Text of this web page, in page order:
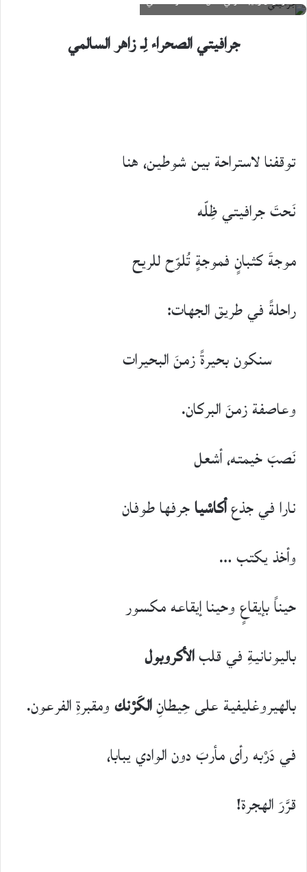
X
جرافيتي الصحراء لِـ زاهر السالمي
توقفنا لاستراحة بين شوطين، هنا
نَحتَ جرافيتي ظِلّه
موجةَ كثبانٍ فموجةٍ تُلوّح للريح
راحلةً في طريق الجهات:
سنكون بحيرةً زمنَ البحيرات
وعاصفة زمنَ البركان.
نَصبَ خيمته، أشعل
نارا في جذعأكاسْياجرفها طوفان
وأخذ يكتب …
حيناً بإيقاعٍ وحينا إيقاعه مكسور
باليونانيةِ في قلبالأكروبول
بالهيروغليفية على حِيطانِالكَرْنكومقبرةِ الفرعون.
في دَرْبه رأى مأربَ دون الوادي يبابا،
قرَّرَ الهجرة!